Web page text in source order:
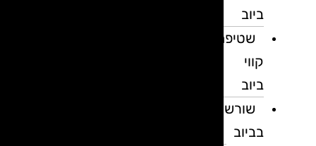
ביוב
שטיפת
קווי
ביוב
שורשים
בביוב